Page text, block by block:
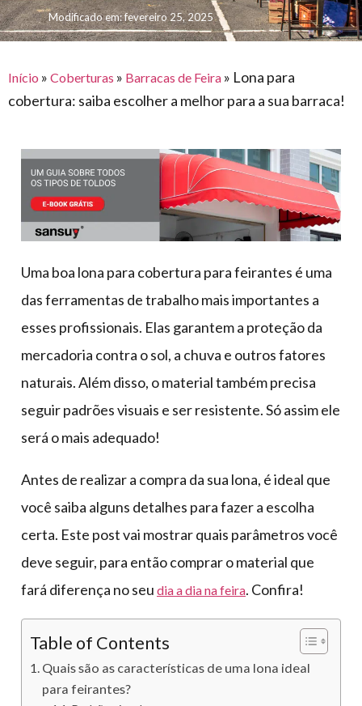
premiações
para
o
feira
offshore
civil
piscinas
automotivo
móveis,
calçados,
epi's
lonas
multiúso
e logística
armazenagem
lonas
vida
caminhoneiro
Modificado em: fevereiro 25, 2025
Início » Coberturas » Barracas de Feira » Lona para
cobertura: saiba escolher a melhor para a sua barraca!
Uma boa lona para cobertura para feirantes é uma
das ferramentas de trabalho mais importantes a
esses profissionais. Elas garantem a proteção da
mercadoria contra o sol, a chuva e outros fatores
naturais. Além disso, o material também precisa
seguir padrões visuais e ser resistente. Só assim ele
será o mais adequado!
Antes de realizar a compra da sua lona, é ideal que
você saiba alguns detalhes para fazer a escolha
certa. Este post vai mostrar quais parâmetros você
deve seguir, para então comprar o material que
fará diferença no seu dia a dia na feira. Confira!
Table of Contents
Quais são as características de uma lona ideal
para feirantes?